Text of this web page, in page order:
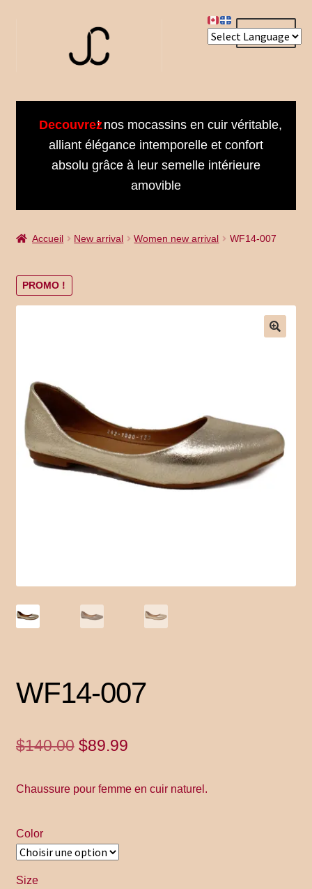
Menu
About us
Bienvenue dans notre univers
Booking Received
Cart
Contact Us
Crochet
Delivery Drivers
Full Day Booking
Inscrivez – vous
Magasin
My account
Politique de Retour
Decouvrez! nos mocassins en cuir véritable,
alliant élégance intemporelle et confort
absolu grâce à leur semelle intérieure
amovible
Accueil New arrival Women new arrival WF14-007
PROMO !
WF14-007
$140.00 Le
initial
$140.00.
$89.99Le
actuel
Chaussure pour femme en cuir naturel.
Color
Size